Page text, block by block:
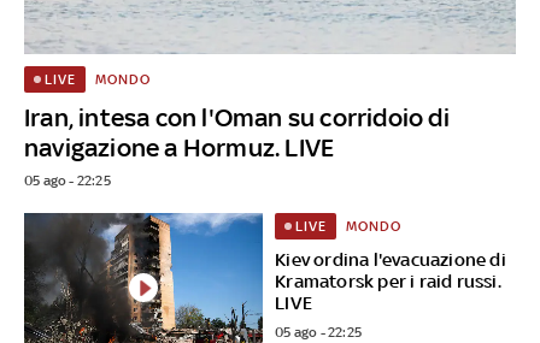
Iran, intesa con l'Oman su corridoio di
navigazione a Hormuz. LIVE
LIVE MONDO
05 ago - 22:25
Kiev ordina l'evacuazione di
Kramatorsk per i raid russi.
LIVE
LIVE MONDO
05 ago - 22:25